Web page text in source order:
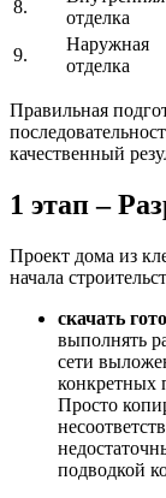
8.
отделка
9.
Наружная
отделка
Правильная
качественный
1 этап –
Проект дома из
начала
скачать
выполнять
сети
конкретных
Просто
подводкой